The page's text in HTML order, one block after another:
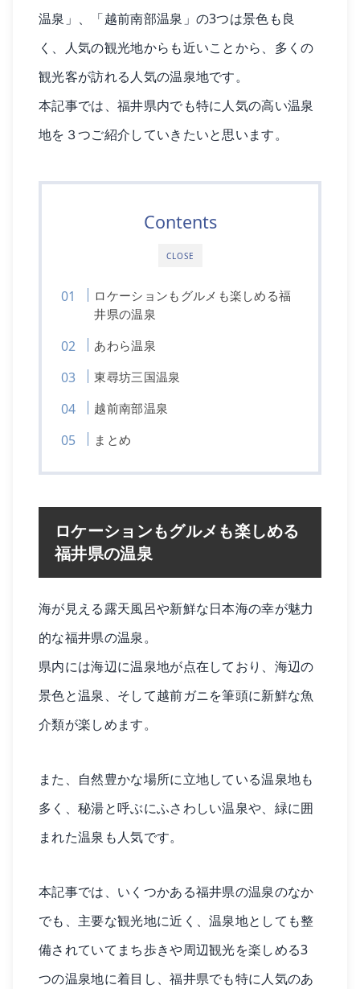
温泉」、「越前南部温泉」の3つは景色も良
く、人気の観光地からも近いことから、多くの
観光客が訪れる人気の温泉地です。
本記事では、福井県内でも特に人気の高い温泉
地を３つご紹介していきたいと思います。
CLOSE
Contents
ロケーションもグルメも楽しめる福
井県の温泉
あわら温泉
東尋坊三国温泉
越前南部温泉
まとめ
ロケーションもグルメも楽しめる
福井県の温泉
海が見える露天風呂や新鮮な日本海の幸が魅力
的な福井県の温泉。
県内には海辺に温泉地が点在しており、海辺の
景色と温泉、そして越前ガニを筆頭に新鮮な魚
介類が楽しめます。
また、自然豊かな場所に立地している温泉地も
多く、秘湯と呼ぶにふさわしい温泉や、緑に囲
まれた温泉も人気です。
本記事では、いくつかある福井県の温泉のなか
でも、主要な観光地に近く、温泉地としても整
備されていてまち歩きや周辺観光を楽しめる3
つの温泉地に着目し、福井県でも特に人気のあ